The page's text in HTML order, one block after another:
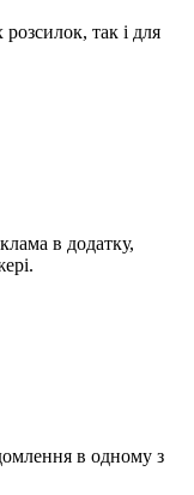
так і для
в додатку,
в одному з